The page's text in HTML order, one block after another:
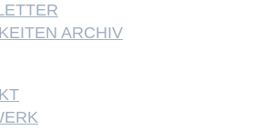
ARCHIV